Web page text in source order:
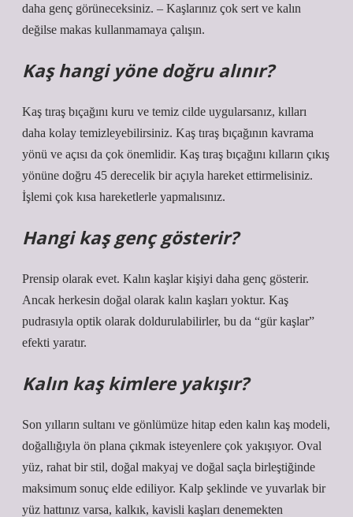
daha genç görüneceksiniz. – Kaşlarınız çok sert ve kalın
değilse makas kullanmamaya çalışın.
Kaş hangi yöne doğru alınır?
Kaş tıraş bıçağını kuru ve temiz cilde uygularsanız, kılları
daha kolay temizleyebilirsiniz. Kaş tıraş bıçağının kavrama
yönü ve açısı da çok önemlidir. Kaş tıraş bıçağını kılların çıkış
yönüne doğru 45 derecelik bir açıyla hareket ettirmelisiniz.
İşlemi çok kısa hareketlerle yapmalısınız.
Hangi kaş genç gösterir?
Prensip olarak evet. Kalın kaşlar kişiyi daha genç gösterir.
Ancak herkesin doğal olarak kalın kaşları yoktur. Kaş
pudrasıyla optik olarak doldurulabilirler, bu da “gür kaşlar”
efekti yaratır.
Kalın kaş kimlere yakışır?
Son yılların sultanı ve gönlümüze hitap eden kalın kaş modeli,
doğallığıyla ön plana çıkmak isteyenlere çok yakışıyor. Oval
yüz, rahat bir stil, doğal makyaj ve doğal saçla birleştiğinde
maksimum sonuç elde ediliyor. Kalp şeklinde ve yuvarlak bir
yüz hattınız varsa, kalkık, kavisli kaşları denemekten